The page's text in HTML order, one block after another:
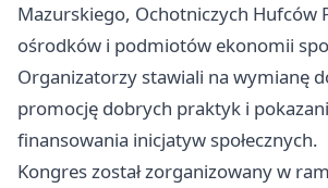
Mazurskiego, Ochotniczych Hufców
ośrodków i podmiotów ekonomii
Organizatorzy stawiali na wymianę
promocję dobrych praktyk i
finansowania inicjatyw społecznych.
Kongres został zorganizowany w